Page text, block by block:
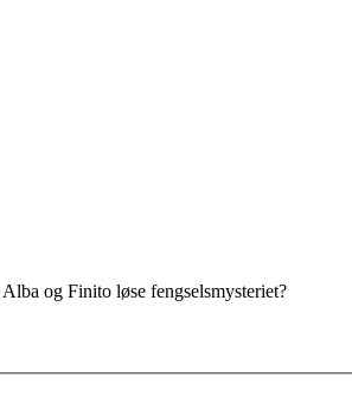
og Finito løse fengselsmysteriet?